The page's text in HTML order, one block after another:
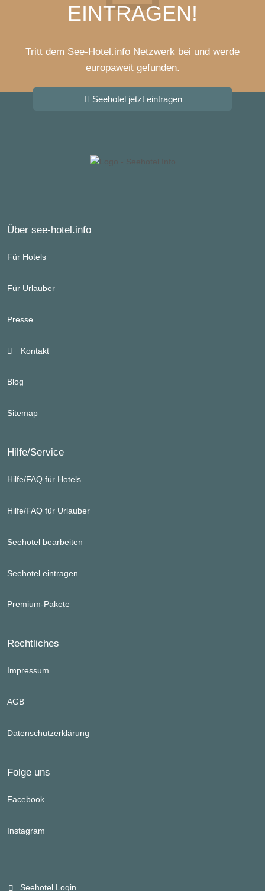
EINTRAGEN!
Tritt dem See-Hotel.info Netzwerk bei und werde
europaweit gefunden.
Seehotel jetzt eintragen
Über see-hotel.info
Für Hotels
Für Urlauber
Presse
Kontakt
Blog
Sitemap
Hilfe/Service
Hilfe/FAQ für Hotels
Hilfe/FAQ für Urlauber
Seehotel bearbeiten
Seehotel eintragen
Premium-Pakete
Rechtliches
Impressum
AGB
Datenschutzerklärung
Folge uns
Facebook
Instagram
Seehotel Login